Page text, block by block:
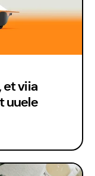
et viia
uuele